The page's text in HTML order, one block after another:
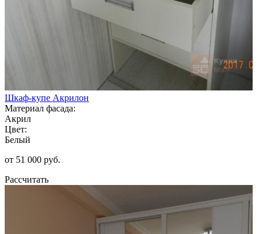
Шкаф-купе Акрилон
Материал фасада:
Акрил
Цвет:
Белый
от 51 000 руб.
Рассчитать